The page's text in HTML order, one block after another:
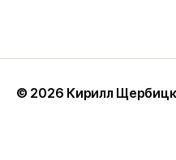
© 2026 Кирилл